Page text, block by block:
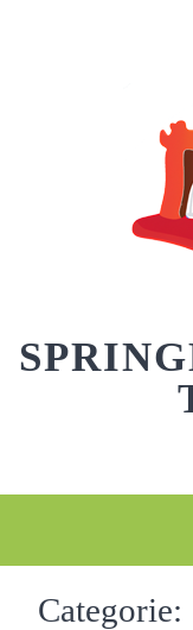
Categorie: